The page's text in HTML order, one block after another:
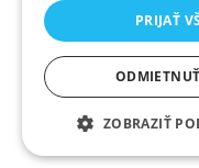
Na stiahnutie
Aktuality
©2026
PRIJAŤ
ZOBRAZIŤ